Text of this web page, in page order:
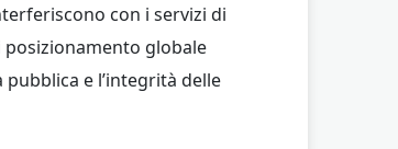
con i servizi di
posizionamento globale
e l’integrità delle